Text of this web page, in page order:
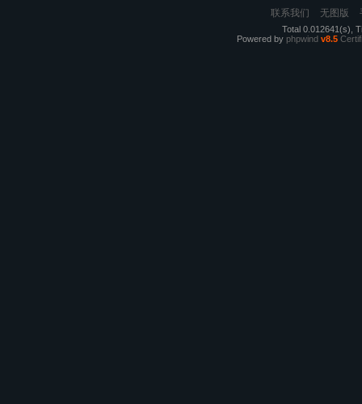
联系我们 无图版
Total 0.012641(s),
Powered by phpwind v8.5